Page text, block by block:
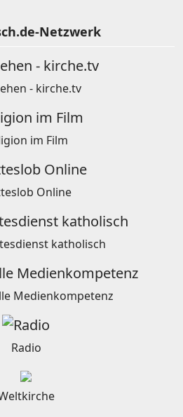
Netzwerk
- kirche.tv
im Film
Online
katholisch
Medienkompetenz
Radio